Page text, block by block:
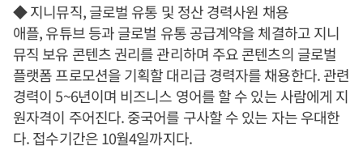
◆ 지니뮤직, 글로벌 유통 및 정산 경력사원 채용
애플, 유튜브 등과 글로벌 유통 공급계약을 체결하고 지니
뮤직 보유 콘텐츠 권리를 관리하며 주요 콘텐츠의 글로벌
플랫폼 프로모션을 기획할 대리급 경력자를 채용한다. 관련
경력이 5~6년이며 비즈니스 영어를 할 수 있는 사람에게 지
원자격이 주어진다. 중국어를 구사할 수 있는 자는 우대한
다. 접수기간은 10월4일까지다.